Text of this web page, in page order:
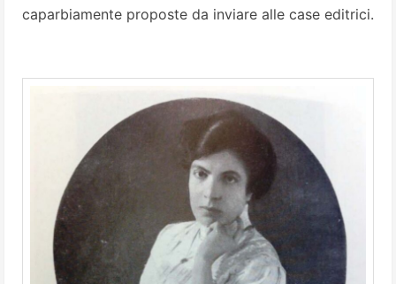
caparbiamente proposte da inviare alle case editrici.